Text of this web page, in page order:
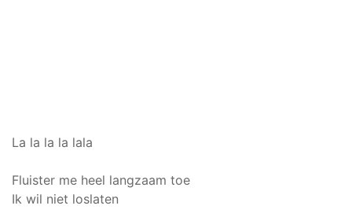
La la la la lala
Fluister me heel langzaam toe
Ik wil niet loslaten